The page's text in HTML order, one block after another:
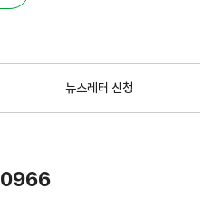
뉴스레터 신청